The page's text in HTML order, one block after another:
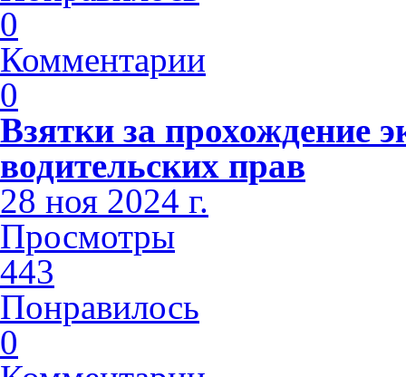
0
Комментарии
0
Взятки за прохождение
водительских прав
28 ноя 2024 г.
Просмотры
443
Понравилось
0